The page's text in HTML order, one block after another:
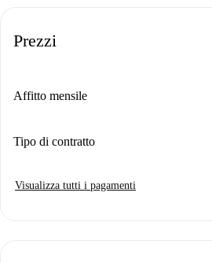
Prezzi
Affitto mensile
Tipo di contratto
Visualizza tutti i pagamenti